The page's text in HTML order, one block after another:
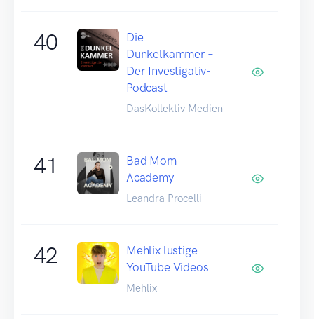
40
Die
Dunkelkammer –
Der Investigativ-
Podcast
DasKollektiv Medien
41
Bad Mom
Academy
Leandra Procelli
42
Mehlix lustige
YouTube Videos
Mehlix